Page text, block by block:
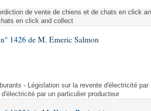
de vente de chiens et de chats en click
en click and collect
1426 de M. Emeric Salmon
- Législation sur la revente d'électricité
par un particulier producteur